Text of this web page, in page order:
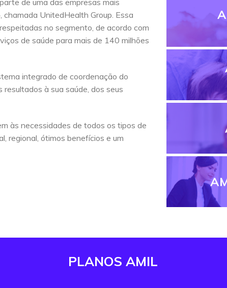
UnitedHealth Group. Essa
no segmento, de acordo com
de saúde para mais de 140 milhões
integrado de coordenação do
à sua saúde, dos seus
às necessidades de todos os tipos de
regional, ótimos benefícios e um
PLANOS AMIL